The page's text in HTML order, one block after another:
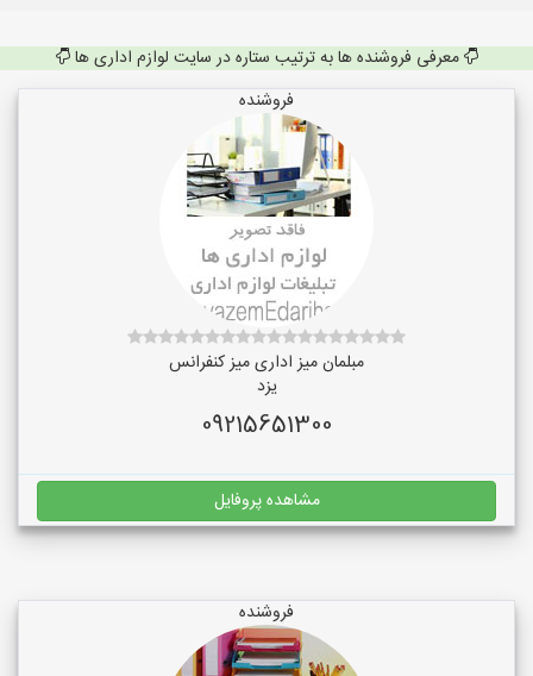
معرفی فروشنده ها به ترتیب ستاره در سایت لوازم اداری ها
فروشنده
مبلمان میز اداری میز کنفرانس
یزد
09215651300
مشاهده پروفایل
فروشنده